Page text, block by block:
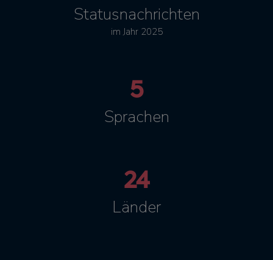
Statusnachrichten
im Jahr 2025
5
Sprachen
24
Länder